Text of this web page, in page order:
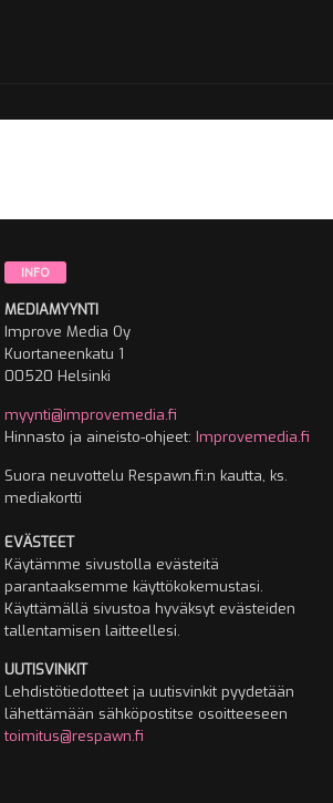
INFO
MEDIAMYYNTI
Improve Media Oy
Kuortaneenkatu 1
00520 Helsinki
myynti@improvemedia.fi
Hinnasto ja aineisto-ohjeet: Improvemedia.fi
Suora neuvottelu Respawn.fi:n kautta, ks.
mediakortti
EVÄSTEET
Käytämme sivustolla evästeitä
parantaaksemme käyttökokemustasi.
Käyttämällä sivustoa hyväksyt evästeiden
tallentamisen laitteellesi.
UUTISVINKIT
Lehdistötiedotteet ja uutisvinkit pyydetään
lähettämään sähköpostitse osoitteeseen
toimitus@respawn.fi